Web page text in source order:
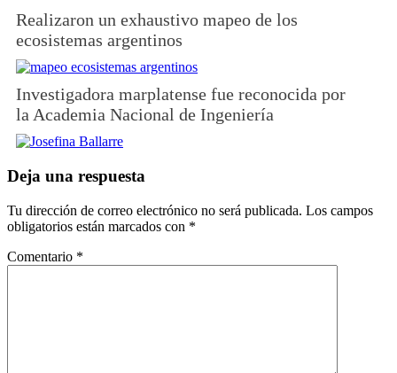
Realizaron un exhaustivo mapeo de los
ecosistemas argentinos
Investigadora marplatense fue reconocida por
la Academia Nacional de Ingeniería
Deja una respuesta
Tu dirección de correo electrónico no será publicada. Los campos
obligatorios están marcados con *
Comentario *